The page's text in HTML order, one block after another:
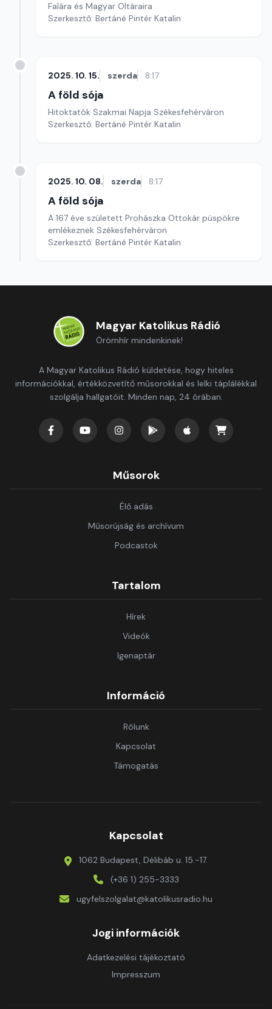
Falára és Magyar Oltáraira
Szerkesztő: Bertáné Pintér Katalin
2025. 10. 15. szerda 8:17
A föld sója
Hitoktatók Szakmai Napja Székesfehérváron
Szerkesztő: Bertáné Pintér Katalin
2025. 10. 08. szerda 8:17
A föld sója
A 167 éve született Prohászka Ottokár püspökre
emlékeznek Székesfehérváron
Szerkesztő: Bertáné Pintér Katalin
Magyar Katolikus Rádió
Örömhír mindenkinek!
A Magyar Katolikus Rádió küldetése, hogy hiteles
információkkal, értékközvetítő műsorokkal és lelki táplálékkal
szolgálja hallgatóit. Minden nap, 24 órában.
Műsorok
Élő adás
Műsorújság és archívum
Podcastok
Tartalom
Hírek
Videók
Igenaptár
Információ
Rólunk
Kapcsolat
Támogatás
Kapcsolat
1062 Budapest, Délibáb u. 15.-17.
(+36 1) 255-3333
ugyfelszolgalat@katolikusradio.hu
Jogi információk
Adatkezelési tájékoztató
Impresszum